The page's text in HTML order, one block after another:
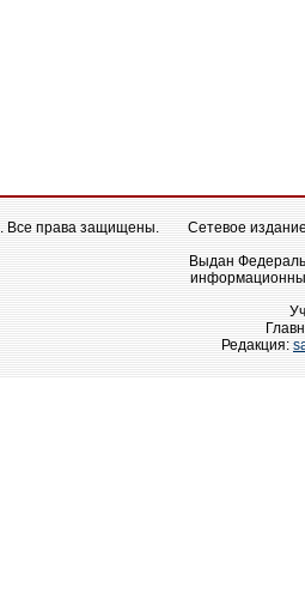
Все права защищены.
Сетевое
Выдан
Редакция: